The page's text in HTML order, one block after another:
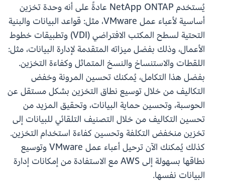
يُستخدم NetApp ONTAP عادةً على أنه وحدة تخزين
أساسية لأعباء عمل VMware، مثل: قواعد البيانات والبنية
التحتية لسطح المكتب الافتراضي (VDI) وتطبيقات خطوط
الأعمال، وذلك بفضل ميزاته المتقدمة لإدارة البيانات، مثل:
اللقطات والاستنساخ والنسخ المتماثل وكفاءة التخزين.
بفضل هذا التكامل، يُمكنك تحسين المرونة وخفض
التكاليف من خلال توسيع نطاق التخزين بشكل مستقل عن
الحوسبة، وتحسين حماية البيانات، وتحقيق المزيد من
تحسين التكاليف من خلال التصنيف التلقائي للبيانات إلى
تخزين منخفض التكلفة وتحسين كفاءة استخدام التخزين.
كذلك يُمكنك الآن ترحيل أعباء عمل VMware وتوسيع
نطاقها بسهولة إلى AWS مع الاستفادة من إمكانات إدارة
البيانات نفسها.